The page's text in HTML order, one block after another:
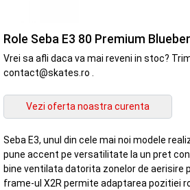
Role Seba E3 80 Premium
Vrei sa afli daca va mai reveni in stoc?
contact@skates.ro .
Seba E3, unul din cele mai noi modele
pune accent pe versatilitate la un pret
bine ventilata datorita zonelor de aerisire
frame-ul X2R permite adaptarea pozitiei